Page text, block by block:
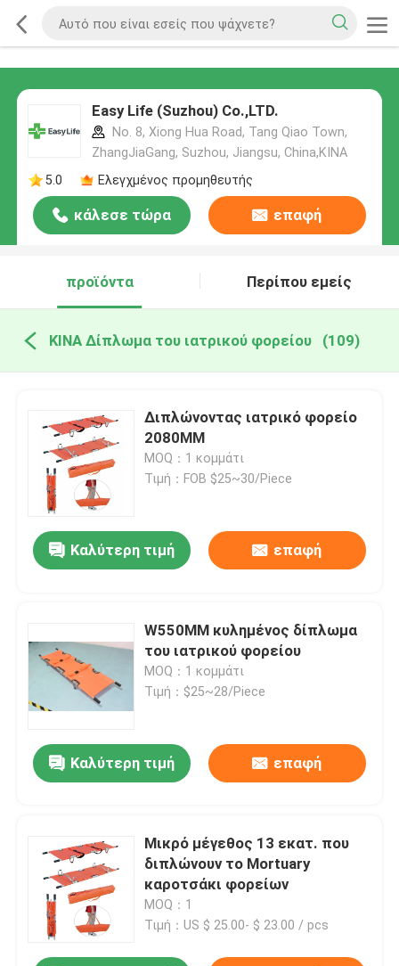
Easy Life (Suzhou) Co.,LTD.
No. 8, Xiong Hua Road, Tang Qiao Town,
ZhangJiaGang, Suzhou, Jiangsu, China,ΚΙΝΑ
5.0
Ελεγχμένος προμηθευτής
κάλεσε τώρα επαφή
προϊόντα Περίπου εμείς
ΚΙΝΑ Δίπλωμα του ιατρικού φορείου (109)
Διπλώνοντας ιατρικό φορείο
2080MM
MOQ：1 κομμάτι
Τιμή：FOB $25~30/Piece
Καλύτερη τιμή επαφή
W550MM κυλημένος δίπλωμα
του ιατρικού φορείου
MOQ：1 κομμάτι
Τιμή：$25~28/Piece
Καλύτερη τιμή επαφή
Μικρό μέγεθος 13 εκατ. που
διπλώνουν το Mortuary
καροτσάκι φορείων
MOQ：1
Τιμή：US $ 25.00- $ 23.00 / pcs